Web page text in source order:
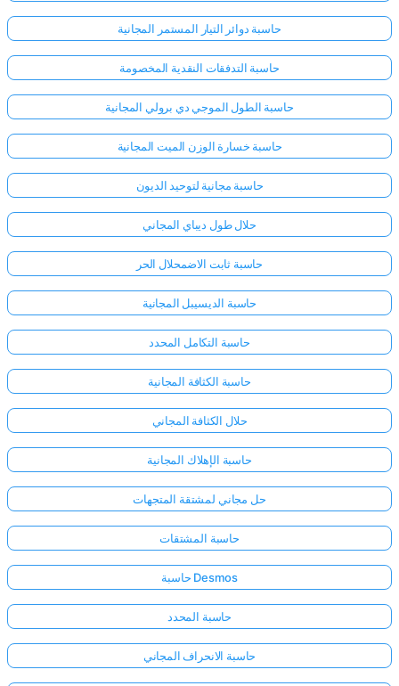
حاسبة دوائر التيار المستمر المجانية
حاسبة التدفقات النقدية المخصومة
حاسبة الطول الموجي دي برولي المجانية
حاسبة خسارة الوزن الميت المجانية
حاسبة مجانية لتوحيد الديون
حلال طول ديباي المجاني
حاسبة ثابت الاضمحلال الحر
حاسبة الديسيبل المجانية
حاسبة التكامل المحدد
حاسبة الكثافة المجانية
حلال الكثافة المجاني
حاسبة الإهلاك المجانية
حل مجاني لمشتقة المتجهات
حاسبة المشتقات
حاسبة Desmos
حاسبة المحدد
حاسبة الانحراف المجاني